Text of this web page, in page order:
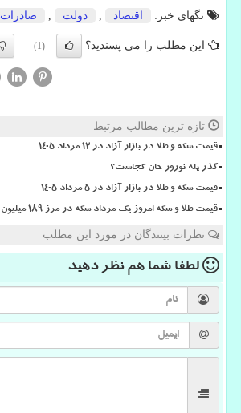
تگهای خبر:
اقتصاد دولت صادرات
این مطلب را می پسندید؟ (1)
تازه ترین مطالب مرتبط
قیمت سکه و طلا در بازار آزاد در ۱۲ مرداد ۱۴۰۵
گذر پله نوروز خان کجاست؟
قیمت سکه و طلا در بازار آزاد در ۵ مرداد ۱۴۰۵
قیمت طلا و سکه امروز یک مرداد سکه در مرز ۱۸۹ میلیون تومان
نظرات بینندگان در مورد این مطلب
لطفا شما همنظر دهید